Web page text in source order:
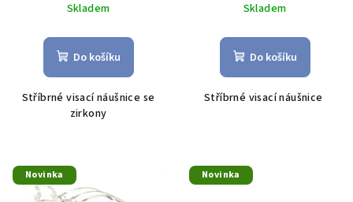
Skladem
Do košíku
Stříbrné visací náušnice se
zirkony
Skladem
Do košíku
Stříbrné visací náušnice
Novinka Novinka